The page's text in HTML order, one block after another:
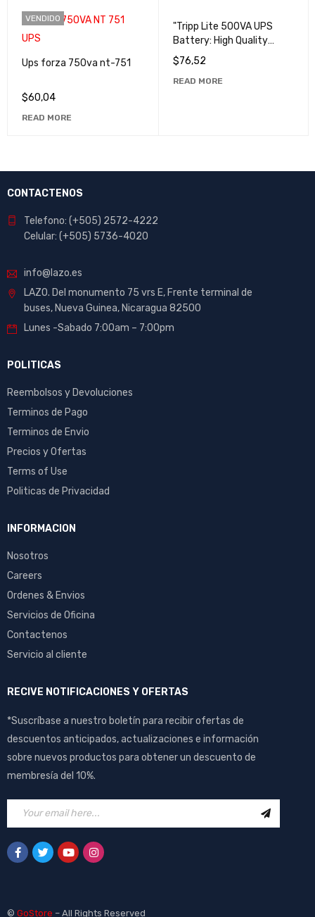
VENDIDO
Ups forza 750va nt-751
$60,04
READ MORE
"Tripp Lite 500VA UPS
Battery: High Quality
Power Protection for Your
Devices".
$76,52
READ MORE
CONTACTENOS
Telefono: (+505) 2572-4222
Celular: (+505) 5736-4020
info@lazo.es
LAZO. Del monumento 75 vrs E, Frente terminal de
buses, Nueva Guinea, Nicaragua 82500
Lunes -Sabado 7:00am – 7:00pm
POLITICAS
Reembolsos y Devoluciones
Terminos de Pago
Terminos de Envio
Precios y Ofertas
Terms of Use
Politicas de Privacidad
INFORMACION
Nosotros
Careers
Ordenes & Envios
Servicios de Oficina
Contactenos
Servicio al cliente
RECIVE NOTIFICACIONES Y OFERTAS
*Suscríbase a nuestro boletín para recibir ofertas de
descuentos anticipados, actualizaciones e información
sobre nuevos productos para obtener un descuento de
membresía del 10%.
© GoStore – All Rights Reserved